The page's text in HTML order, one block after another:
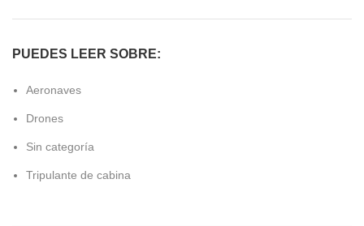
PUEDES LEER SOBRE:
Aeronaves
Drones
Sin categoría
Tripulante de cabina